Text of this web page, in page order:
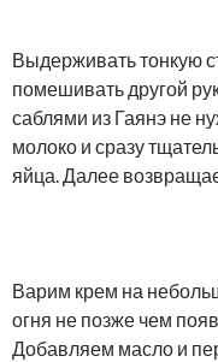
Выдерживать тонкую
помешивать другой
саблями из Гаянэ не
молоко и сразу
яйца. Далее
Варим крем на
огня не позже чем
Добавляем масло и